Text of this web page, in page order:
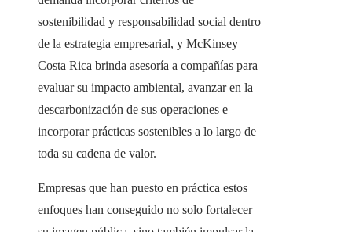
sostenibilidad y responsabilidad social dentro
de la estrategia empresarial, y McKinsey
Costa Rica brinda asesoría a compañías para
evaluar su impacto ambiental, avanzar en la
descarbonización de sus operaciones e
incorporar prácticas sostenibles a lo largo de
toda su cadena de valor.
Empresas que han puesto en práctica estos
enfoques han conseguido no solo fortalecer